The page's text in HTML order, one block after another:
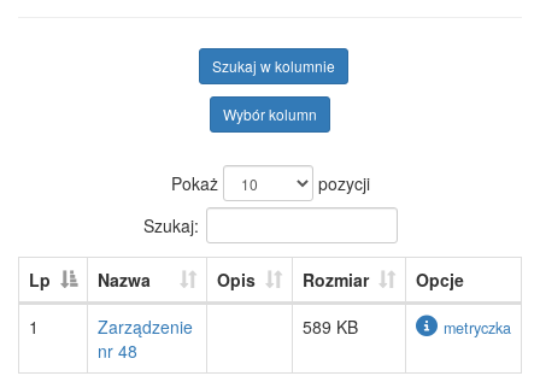
Szukaj w kolumnie
Wybór kolumn
Pokaż
pozycji
Szukaj:
Lp Nazwa Opis Rozmiar
Opcje
1
Zarządzenie
nr 48
589 KB metryczka